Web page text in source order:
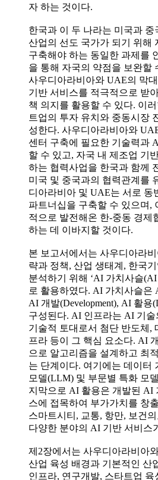
자 하는 것이다.
한국과 이 두 나라는 미국과
산업의 선도 국가가 되기 위해
구축해야 하는 동일한 과제를
을 통해 자국의 약점을 보완할
사우디아라비아와 UAE의 막
기반 서비스를 적극적으로 받
책 의지를 활용할 수 있다. 이
트업의 투자 유치와 중동시장
성한다. 사우디아라비아와
센터 구축에 필요한 기술력과
할 수 있고, 자국 내 제조업 기
하는 협력사업을 한국과 함께
미국 및 중국과의 협력관계를
디아라비아 및 UAE는 서로 동
파트너십을 구축할 수 있으며,
적으로 발전해온 한-중동 경제
하는 데 이바지할 것이다.
본 보고서에서는 사우디아라
략과 정책, 산업 생태계, 한국
분석하기 위해 ‘AI 가치사슬(AI
로 활용하였다. AI 가치사슬은
AI 개발(Development), AI 활용
구성된다. AI 인프라는 AI 기술
기술적 토대로서 첨단 반도체,
프라 등이 그 핵심 요소다. AI
으로 알고리즘을 설계하고 최
는 단계이다. 여기에는 데이터
모델(LLM) 및 부문별 특화 모
지막으로 AI 활용은 개발된 AI
스에 접목하여 부가가치를 창
스마트시티, 교통, 항만, 보건
다양한 분야의 AI 기반 서비스
제2장에서는 사우디아라비아
산업 육성 배경과 기본적인 산
인프라, 연구개발, 스타트업